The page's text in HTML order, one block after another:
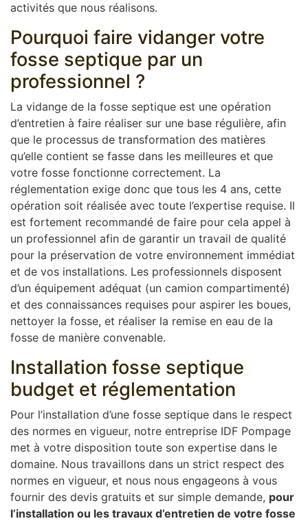
activités que nous réalisons.
Pourquoi faire vidanger votre
fosse septique par un
professionnel ?
La vidange de la fosse septique est une opération
d’entretien à faire réaliser sur une base régulière, afin
que le processus de transformation des matières
qu’elle contient se fasse dans les meilleures et que
votre fosse fonctionne correctement. La
réglementation exige donc que tous les 4 ans, cette
opération soit réalisée avec toute l’expertise requise. Il
est fortement recommandé de faire pour cela appel à
un professionnel afin de garantir un travail de qualité
pour la préservation de votre environnement immédiat
et de vos installations. Les professionnels disposent
d’un équipement adéquat (un camion compartimenté)
et des connaissances requises pour aspirer les boues,
nettoyer la fosse, et réaliser la remise en eau de la
fosse de manière convenable.
Installation fosse septique
budget et réglementation
Pour l’installation d’une fosse septique dans le respect
des normes en vigueur, notre entreprise IDF Pompage
met à votre disposition toute son expertise dans le
domaine. Nous travaillons dans un strict respect des
normes en vigueur, et nous nous engageons à vous
fournir des devis gratuits et sur simple demande, pour
l’installation ou les travaux d’entretien de votre fosse